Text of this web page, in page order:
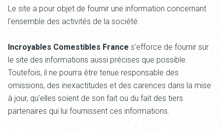
Le site a pour objet de fournir une information concernant
l'ensemble des activités de la société.
Incroyables Comestibles France s'efforce de fournir sur
le site des informations aussi précises que possible.
Toutefois, il ne pourra être tenue responsable des
omissions, des inexactitudes et des carences dans la mise
à jour, qu'elles soient de son fait ou du fait des tiers
partenaires qui lui fournissent ces informations.